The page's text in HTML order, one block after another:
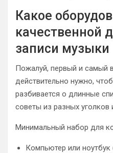
Какое
качественной
записи музыки
Пожалуй, первый и самый
действительно нужно,
разбивается о длинные
советы из разных уголков
Минимальный набор для
Компьютер или